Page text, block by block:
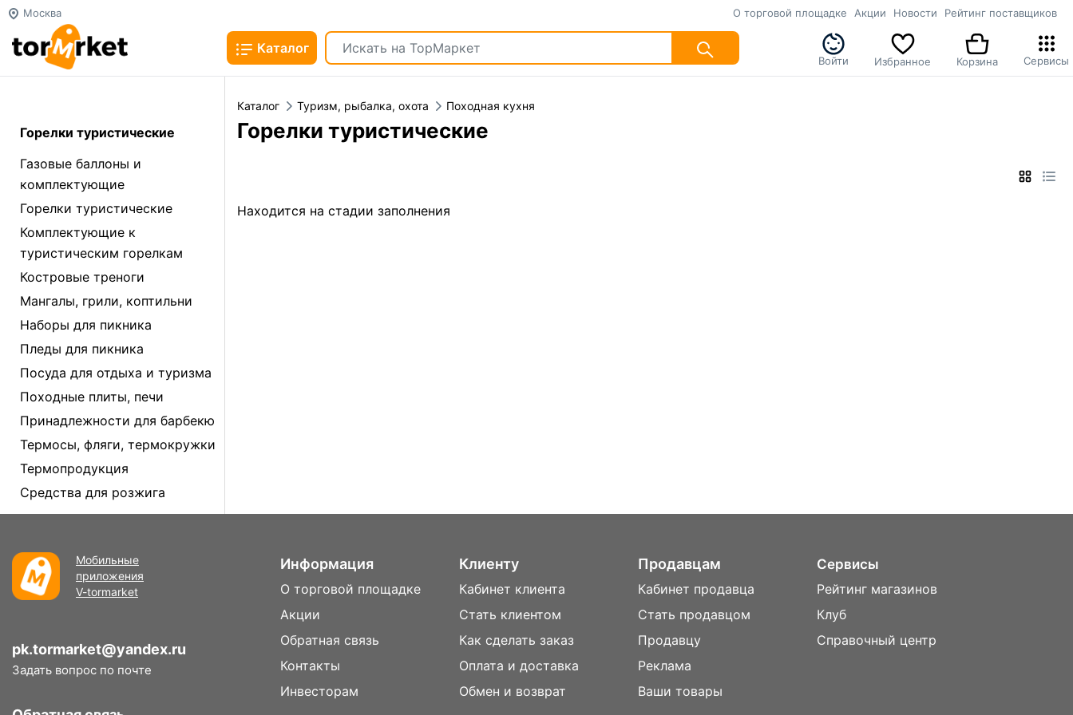
Москва О торговой площадке Акции Новости Рейтинг поставщиков
Каталог
Войти Избранное Корзина Сервисы
Горелки туристические
Газовые баллоны и
комплектующие
Горелки туристические
Комплектующие к
туристическим горелкам
Костровые треноги
Мангалы, грили, коптильни
Наборы для пикника
Пледы для пикника
Посуда для отдыха и туризма
Походные плиты, печи
Принадлежности для барбекю
Термосы, фляги, термокружки
Термопродукция
Средства для розжига
Каталог Туризм, рыбалка, охота Походная кухня
Горелки туристические
Находится на стадии заполнения
Мобильные
приложения
V-tormarket
pk.tormarket@yandex.ru
Задать вопрос по почте
Информация
О торговой площадке
Акции
Обратная связь
Контакты
Инвесторам
Клиенту
Кабинет клиента
Стать клиентом
Как сделать заказ
Оплата и доставка
Обмен и возврат
Продавцам
Кабинет продавца
Стать продавцом
Продавцу
Реклама
Ваши товары
Сервисы
Рейтинг магазинов
Клуб
Справочный центр